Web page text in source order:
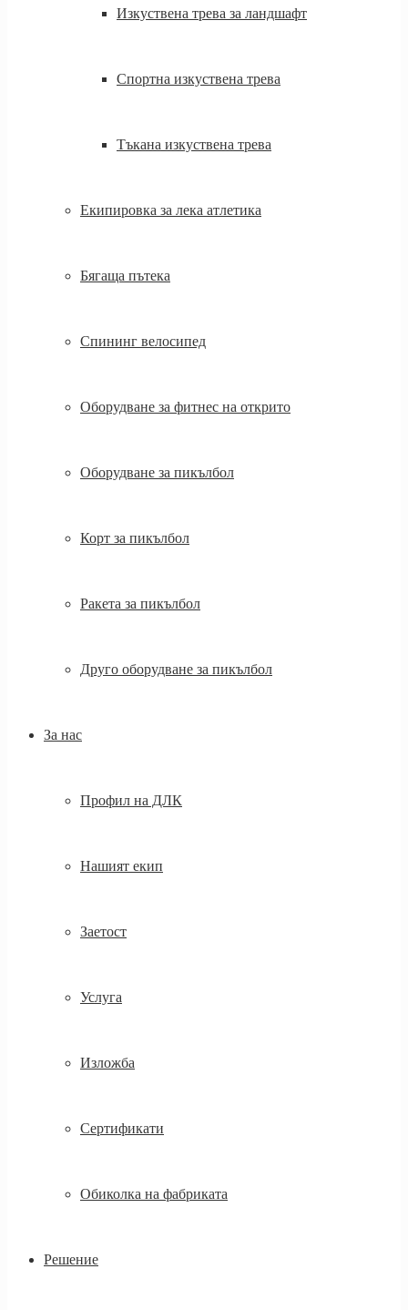
Изкуствена трева за ландшафт
Спортна изкуствена трева
Тъкана изкуствена трева
Екипировка за лека атлетика
Бягаща пътека
Спининг велосипед
Оборудване за фитнес на открито
Оборудване за пикълбол
Корт за пикълбол
Ракета за пикълбол
Друго оборудване за пикълбол
За нас
Профил на ДЛК
Нашият екип
Заетост
Услуга
Изложба
Сертификати
Обиколка на фабриката
Решение